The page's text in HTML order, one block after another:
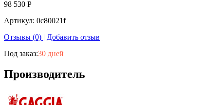
98 530 Р
Артикул: 0c80021f
Отзывы (0) | Добавить отзыв
Под заказ:30 дней
Производитель